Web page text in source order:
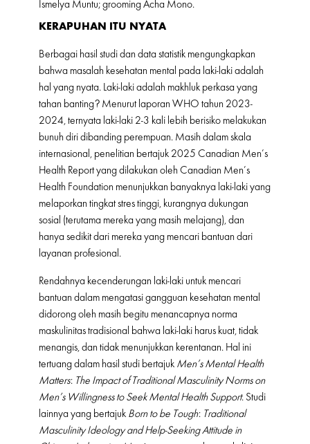
Ismelya Muntu; grooming Acha Mono.
KERAPUHAN ITU NYATA
Berbagai hasil studi dan data statistik mengungkapkan
bahwa masalah kesehatan mental pada laki-laki adalah
hal yang nyata. Laki-laki adalah makhluk perkasa yang
tahan banting? Menurut laporan WHO tahun 2023-
2024, ternyata laki-laki 2-3 kali lebih berisiko melakukan
bunuh diri dibanding perempuan. Masih dalam skala
internasional, penelitian bertajuk 2025 Canadian Men’s
Health Report yang dilakukan oleh Canadian Men’s
Health Foundation menunjukkan banyaknya laki-laki yang
melaporkan tingkat stres tinggi, kurangnya dukungan
sosial (terutama mereka yang masih melajang), dan
hanya sedikit dari mereka yang mencari bantuan dari
layanan profesional.
Rendahnya kecenderungan laki-laki untuk mencari
bantuan dalam mengatasi gangguan kesehatan mental
didorong oleh masih begitu menancapnya norma
maskulinitas tradisional bahwa laki-laki harus kuat, tidak
menangis, dan tidak menunjukkan kerentanan. Hal ini
tertuang dalam hasil studi bertajuk Men’s Mental Health
Matters: The Impact of Traditional Masculinity Norms on
Men’s Willingness to Seek Mental Health Support. Studi
lainnya yang bertajuk Born to be Tough: Traditional
Masculinity Ideology and Help-Seeking Attitude in